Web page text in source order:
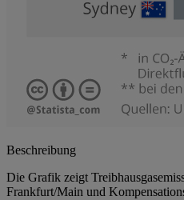
Beschreibung
Die Grafik zeigt
Frankfurt/Main und